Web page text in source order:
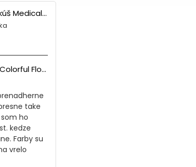
1 + 1 ZADARMO Vankúš Medical 70x90 cm
Posteľná obliečka Colorful Flowers Modrá 140x200/70x90 cm
take
ho
kedze
Farby su
vrelo